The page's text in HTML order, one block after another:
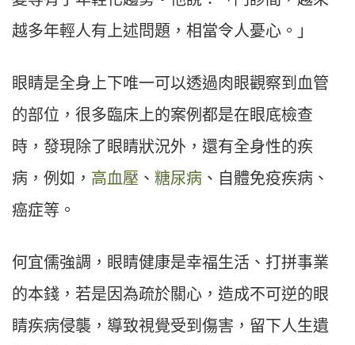
越多年輕人有上述問題，相當令人憂心。」
眼睛是全身上下唯一可以透過肉眼觀察到血管
的部位，很多臨床上的案例都是在眼底檢查
時，發現除了眼睛狀況外，還有全身性的疾
病，例如， 高血壓 、 糖尿病 、自體免疫疾病、
癌症等。
何宜儒強調，眼睛健康是幸福生活、打拼事業
的本錢，若是因為疏於關心，造成不可逆的眼
睛疾病侵襲，導致視覺受到傷害，留下人生遺